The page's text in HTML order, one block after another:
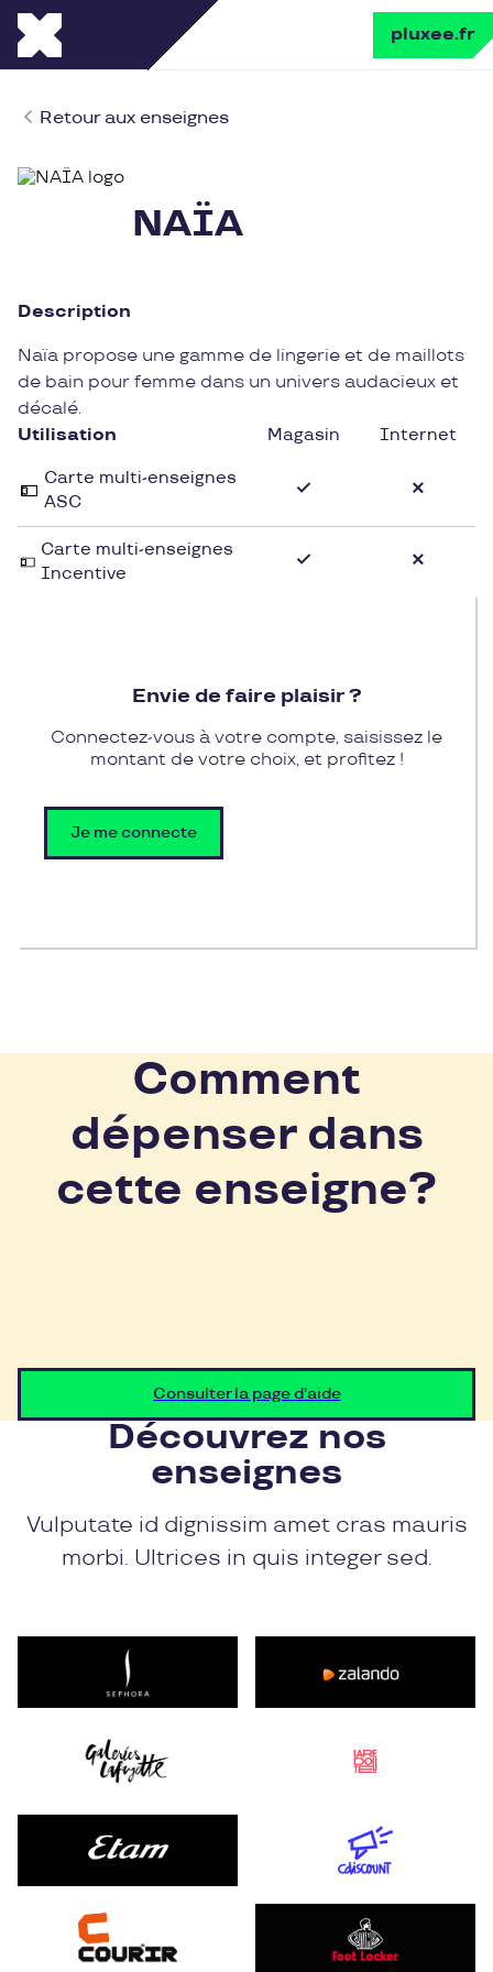
pluxee.fr
Retour aux enseignes
NAÏA
Description
Naïa propose une gamme de lingerie et de maillots
de bain pour femme dans un univers audacieux et
décalé.
Utilisation
Magasin Internet
Carte multi-enseignes
ASC
Carte multi-enseignes
Incentive
Envie de faire plaisir ?
Connectez-vous à votre compte, saisissez le
montant de votre choix, et profitez !
Je me connecte
Comment
dépenser dans
cette enseigne?
Consulter la page d'aide
Découvrez nos
enseignes
Vulputate id dignissim amet cras mauris
morbi. Ultrices in quis integer sed.